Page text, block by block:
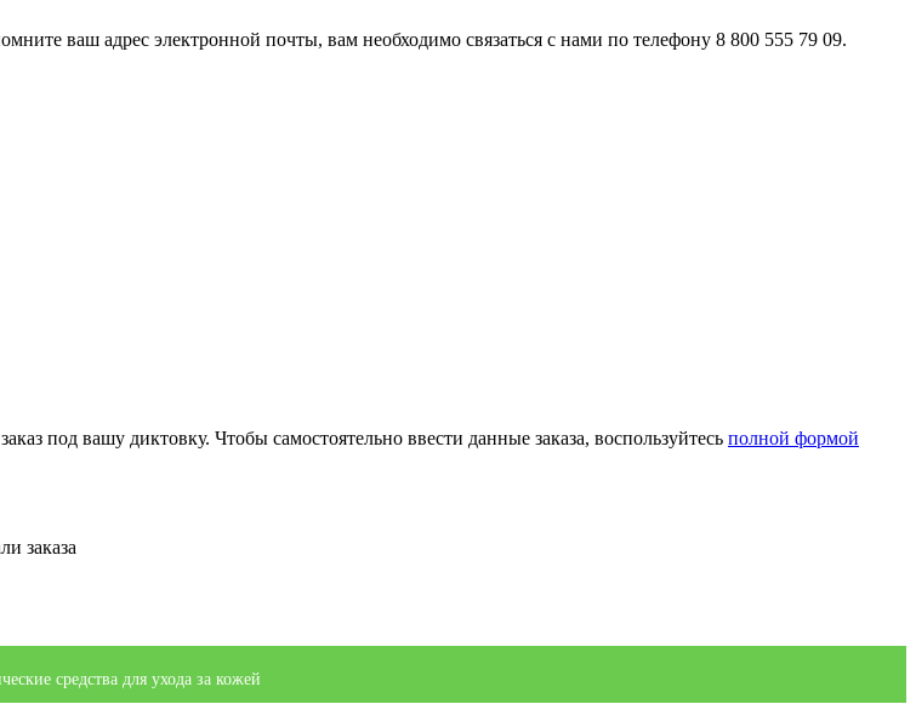
ваш адрес электронной почты, вам необходимо связаться с нами по телефону 8 800 555 79 09.
под вашу диктовку. Чтобы самостоятельно ввести данные заказа, воспользуйтесь полной формой
заказа
средства для ухода за кожей